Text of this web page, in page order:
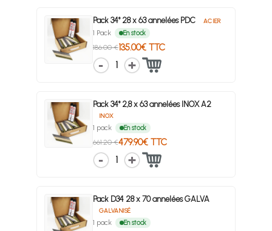
Pack 34° 28 x 63 annelées PDC ACIER
1 Pack En stock
186.00 €135.00€ TTC
1
Pack 34° 2,8 x 63 annelées INOX A2
INOX
1 pack En stock
661.20 €479.90€ TTC
1
Pack D34 28 x 70 annelées GALVA
GALVANISÉ
1 pack En stock